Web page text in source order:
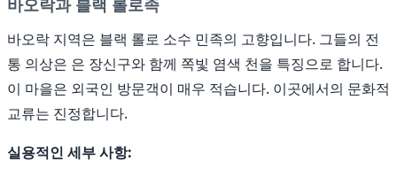
바오락 지역은 블랙 롤로 소수 민족의 고향입니다. 그들의 전
통 의상은 은 장신구와 함께 쪽빛 염색 천을 특징으로 합니다.
이 마을은 외국인 방문객이 매우 적습니다. 이곳에서의 문화적
교류는 진정합니다.
실용적인 세부 사항: